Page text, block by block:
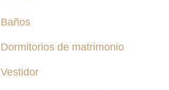
Baños
Dormitorios de matrimonio
Vestidor